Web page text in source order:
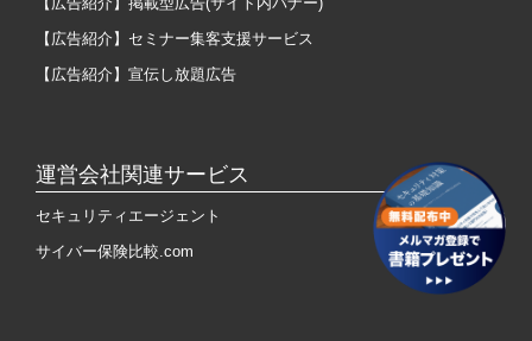
【広告紹介】セミナー集客支援サービス
【広告紹介】宣伝し放題広告
運営会社関連サービス
セキュリティエージェント
サイバー保険比較.com